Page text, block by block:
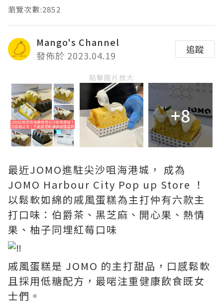
瀏覽次數:2852
Mango's Channel
發佈於 2023.04.19
追蹤
點擊圖片放大
+8
最近JOMO進駐尖沙咀海港城， 成為
JOMO Harbour City Pop up Store ！
以鬆軟如綿的戚風蛋糕為主打仲有六款主
打口味：伯爵茶、黑芝麻、開心果、熱情
果、柚子同埋紅莓口味
戚風蛋糕是 JOMO 的主打甜品，口感鬆軟
且採用低糖配方，最啱注重健康飲食既女
士們。